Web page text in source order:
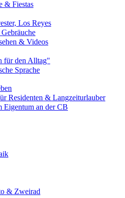
& Fiestas
Los Reyes
& Videos
für den Alltag"
Sprache
Residenten & Langzeiturlauber
an der CB
& Zweirad